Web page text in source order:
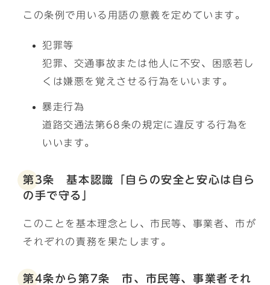
この条例で用いる用語の意義を定めています。
犯罪等
犯罪、交通事故または他人に不安、困惑若し
くは嫌悪を覚えさせる行為をいいます。
暴走行為
道路交通法第68条の規定に違反する行為を
いいます。
第3条 基本認識「自らの安全と安心は自ら
の手で守る」
このことを基本理念とし、市民等、事業者、市が
それぞれの責務を果たします。
第4条から第7条 市、市民等、事業者それ